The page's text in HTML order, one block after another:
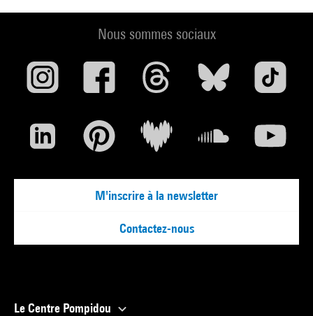
Nous sommes sociaux
M'inscrire à la newsletter
Contactez-nous
Le Centre Pompidou